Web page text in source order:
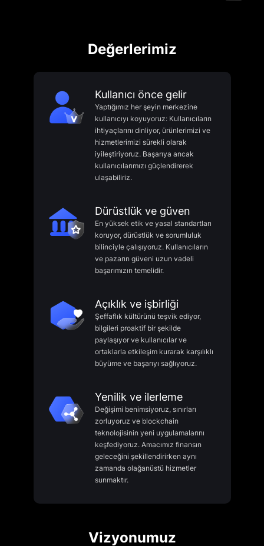
Değerlerimiz
Kullanıcı önce gelir
Yaptığımız her şeyin merkezine
kullanıcıyı koyuyoruz: Kullanıcıların
ihtiyaçlarını dinliyor, ürünlerimizi ve
hizmetlerimizi sürekli olarak
iyileştiriyoruz. Başarıya ancak
kullanıcılarımızı güçlendirerek
ulaşabiliriz.
Dürüstlük ve güven
En yüksek etik ve yasal standartları
koruyor, dürüstlük ve sorumluluk
bilinciyle çalışıyoruz. Kullanıcıların
ve pazarın güveni uzun vadeli
başarımızın temelidir.
Açıklık ve işbirliği
Şeffaflık kültürünü teşvik ediyor,
bilgileri proaktif bir şekilde
paylaşıyor ve kullanıcılar ve
ortaklarla etkileşim kurarak karşılıklı
büyüme ve başarıyı sağlıyoruz.
Yenilik ve ilerleme
Değişimi benimsiyoruz, sınırları
zorluyoruz ve blockchain
teknolojisinin yeni uygulamalarını
keşfediyoruz. Amacımız finansın
geleceğini şekillendirirken aynı
zamanda olağanüstü hizmetler
sunmaktır.
Vizyonumuz